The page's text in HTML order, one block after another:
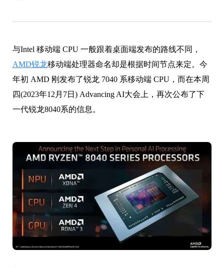
与Intel 移动端 CPU 一般跟着桌面端发布的路线不同，
AMD锐龙移动端处理器命名却是根据时间节点来定。今
年初 AMD 刚发布了锐龙 7040 系移动端 CPU，而在本周
四(2023年12月7日) Advancing AI大会上，再次公布了下
一代锐龙8040系的信息。